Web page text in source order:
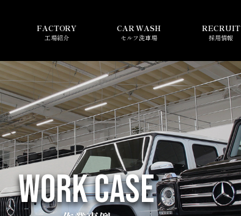
FACTORY
工場紹介
CAR WASH
セルフ洗車場
RECRUIT
採用情報
WORK CASE